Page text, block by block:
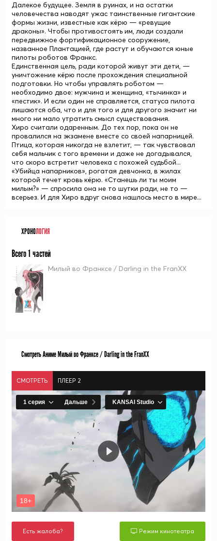
Далекое будущее. Земля в руинах, и на остатки
человечества наводят ужас таинственные гигантские
формы жизни, известные как кёрю — «ревущие
драконы». Чтобы противостоять им, люди создали
передвижное фортификационное сооружение,
названное Плантацией, где растут и обучаются юные
пилоты роботов Франкс.
Единственная цель, ради которой живут эти дети, —
уничтожение кёрю после прохождения специальной
подготовки. Но чтобы управлять роботом —
необходимо двое: мужчина и женщина, «тычинка» и
«пестик». И если один не справляется, статуса пилота
лишаются оба, что и для того и для другого значит ни
много ни мало утратить смысл существования.
Хиро считали одаренным. До тех пор, пока он не
провалился на экзамене вместе со своей напарницей.
Птица, которая никогда не взлетит, — так чувствовал
себя мальчик с того времени и даже не догадывался,
что скоро встретит человека с похожей судьбой...
«Убийца напарников», рогатая девчонка, в жилах
которой течет кровь кёрю. «Станешь ли ты моим
милым?» — спросила она не то шутки ради, не то —
всерьез. И для Хиро вдруг снова нашлось место в мире...
ХРОНОЛОГИЯ
Всего 1 частей
Милый во Франксе / Darling in the FranXX
Смотреть Аниме Милый во Франксе / Darling in the FranXX
СМОТРЕТЬ ПЛЕЕР 2
Есть жалоба? Режим кинотеатра